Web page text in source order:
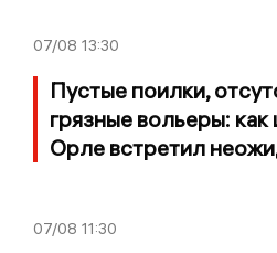
07/08 13:30
Пустые поилки,
грязные вольеры:
Орле встретил
07/08 11:30